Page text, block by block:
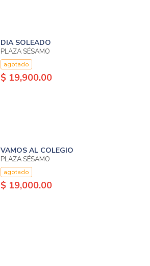
DIA SOLEADO
PLAZA SÉSAMO
agotado
$ 19,900.00
VAMOS AL COLEGIO
PLAZA SÉSAMO
agotado
$ 19,000.00